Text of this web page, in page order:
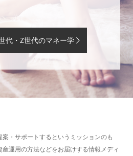
代・Z世代のマネー学
・サポートするというミッションのも
運用の方法などをお届けする情報メディ